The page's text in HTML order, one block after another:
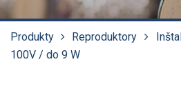
Produkty Reproduktory
100V / do 9 W